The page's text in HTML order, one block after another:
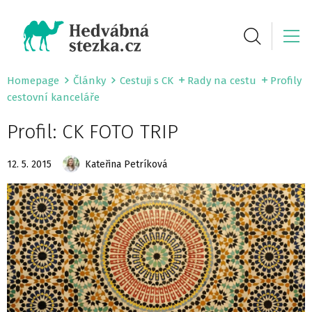
Homepage Články Cestuji s CK Rady na cestu
Profily
cestovní kanceláře
Profil: CK FOTO TRIP
12. 5. 2015 Kateřina Petríková